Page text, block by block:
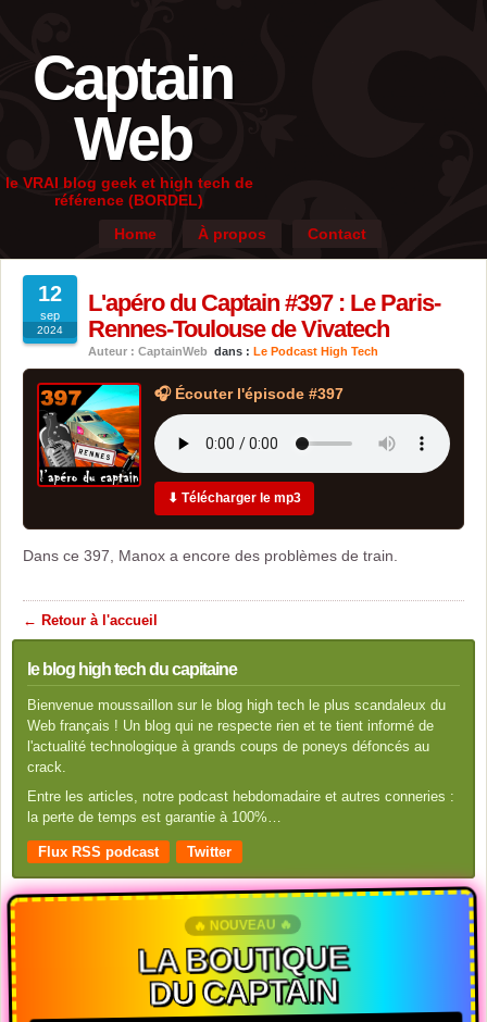
Captain
Web
le VRAI blog geek et high tech de
référence (BORDEL)
Home
À propos Contact
12
sep
2024
L'apéro du Captain #397 : Le Paris-
Rennes-Toulouse de Vivatech
Auteur : CaptainWeb dans : Le Podcast High Tech
🎧 Écouter l'épisode #397
⬇ Télécharger le mp3
Dans ce 397, Manox a encore des problèmes de train.
← Retour à l'accueil
le blog high tech du capitaine
Bienvenue moussaillon sur le blog high tech le plus scandaleux du
Web français ! Un blog qui ne respecte rien et te tient informé de
l'actualité technologique à grands coups de poneys défoncés au
crack.
Entre les articles, notre podcast hebdomadaire et autres conneries :
la perte de temps est garantie à 100%…
Flux RSS podcast Twitter
🔥 NOUVEAU 🔥
LA BOUTIQUE
DU CAPTAIN